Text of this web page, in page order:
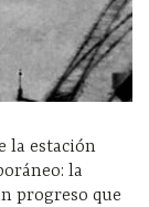
la estación
la
progreso que